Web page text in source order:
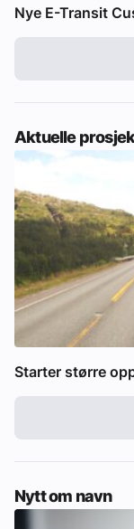
Nye E-Transit
Aktuelle
Starter større
Nytt om navn